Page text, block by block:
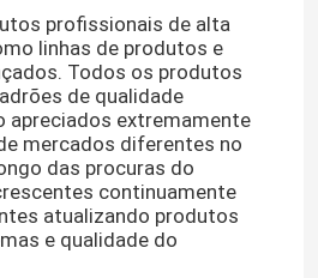
profissionais de alta
linhas de produtos e
Todos os produtos
de qualidade
apreciados extremamente
mercados diferentes no
das procuras do
continuamente
atualizando produtos
e qualidade do